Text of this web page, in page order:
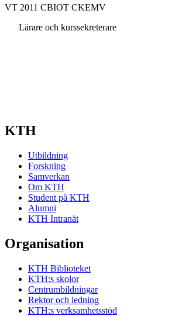
VT 2011 CBIOT CKEMV
Lärare och kurssekreterare
KTH
Utbildning
Forskning
Samverkan
Om KTH
Student på KTH
Alumni
KTH Intranät
Organisation
KTH Biblioteket
KTH:s skolor
Centrumbildningar
Rektor och ledning
KTH:s verksamhetsstöd